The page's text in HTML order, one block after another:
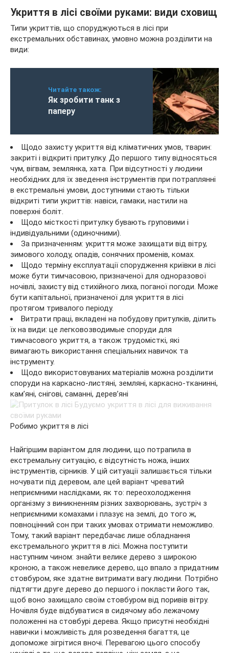
Укриття в лісі своїми руками: види сховищ
Типи укриттів, що споруджуються в лісі при
екстремальних обставинах, умовно можна розділити на
види:
Читайте також:
Як зробити танк з
паперу
Щодо захисту укриття від кліматичних умов, тварин:
закриті і відкриті притулку. До першого типу відносяться
чум, вігвам, землянка, хата. При відсутності у людини
необхідних для їх зведення інструментів при потраплянні
в екстремальні умови, доступними стають тільки
відкриті типи укриттів: навіси, гамаки, настили на
поверхні боліт.
Щодо місткості притулку бувають груповими і
індивідуальними (одиночними).
За призначенням: укриття може захищати від вітру,
зимового холоду, опадів, сонячних променів, комах.
Щодо терміну експлуатації спорудження криївки в лісі
може бути тимчасовою, призначеної для одноразової
ночівлі, захисту від стихійного лиха, поганої погоди. Може
бути капітальної, призначеної для укриття в лісі
протягом тривалого періоду.
Витрати праці, вкладені на побудову притулків, ділить
їх на види: це легковозводимые споруди для
тимчасового укриття, а також трудомісткі, які
вимагають використання спеціальних навичок та
інструменту.
Щодо використовуваних матеріалів можна розділити
споруди на каркасно-листяні, земляні, каркасно-тканинні,
кам’яні, снігові, саманні, дерев’яні
Робимо укриття в лісі
Найгіршим варіантом для людини, що потрапила в
екстремальну ситуацію, є відсутність ножа, інших
інструментів, сірників. У цій ситуації залишається тільки
ночувати під деревом, але цей варіант чреватий
неприємними наслідками, як то: переохолодження
організму з виникненням різних захворювань, зустріч з
неприємними комахами і плазує на землі, до того ж,
повноцінний сон при таких умовах отримати неможливо.
Тому, такий варіант передбачає лише обладнання
екстремального укриття в лісі. Можна поступити
наступним чином: знайти велике дерево з широкою
кроною, а також невелике дерево, що впало з придатним
стовбуром, яке здатне витримати вагу людини. Потрібно
підтягти друге дерево до першого і покласти його так,
щоб воно захищало своїм стовбуром від поривів вітру.
Ночівля буде відбуватися в сидячому або лежачому
положенні на стовбурі дерева. Якщо присутні необхідні
навички і можливість для розведення багаття, це
допоможе зігрітися вночі. Перевагою цього способу